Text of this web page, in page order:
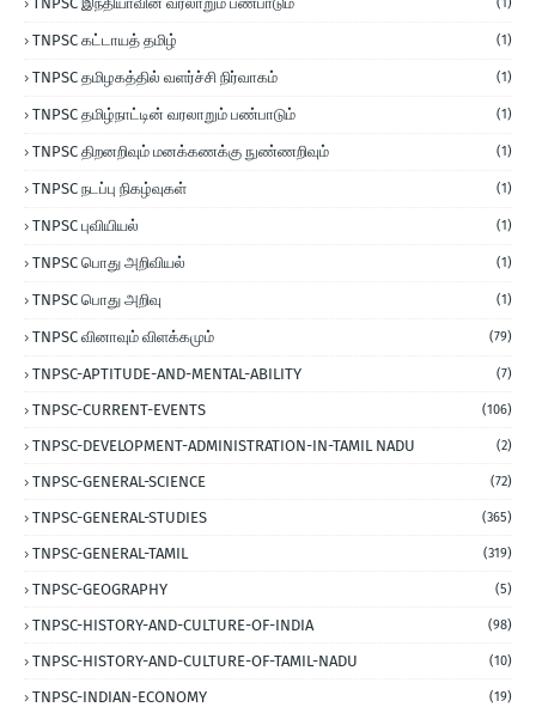
TNPSC கட்டாயத் தமிழ் (1)
TNPSC தமிழகத்தில் வளர்ச்சி நிர்வாகம் (1)
TNPSC தமிழ்நாட்டின் வரலாறும் பண்பாடும் (1)
TNPSC திறனறிவும் மனக்கணக்கு நுண்ணறிவும் (1)
TNPSC நடப்பு நிகழ்வுகள் (1)
TNPSC புவியியல் (1)
TNPSC பொது அறிவியல் (1)
TNPSC பொது அறிவு (1)
TNPSC வினாவும் விளக்கமும் (79)
TNPSC-APTITUDE-AND-MENTAL-ABILITY (7)
TNPSC-CURRENT-EVENTS (106)
TNPSC-DEVELOPMENT-ADMINISTRATION-IN-TAMIL NADU (2)
TNPSC-GENERAL-SCIENCE (72)
TNPSC-GENERAL-STUDIES (365)
TNPSC-GENERAL-TAMIL (319)
TNPSC-GEOGRAPHY (5)
TNPSC-HISTORY-AND-CULTURE-OF-INDIA (98)
TNPSC-HISTORY-AND-CULTURE-OF-TAMIL-NADU (10)
TNPSC-INDIAN-ECONOMY (19)